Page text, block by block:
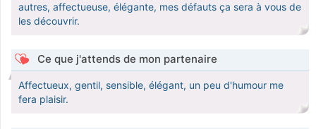
autres, affectueuse, élégante, mes défauts ça sera à vous de
les découvrir.
Ce que j'attends de mon partenaire
Affectueux, gentil, sensible, élégant, un peu d'humour me
fera plaisir.